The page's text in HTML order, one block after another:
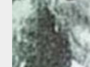
Canal 2. Allí se dio a
en el Coney Island y
Tania comenzó a
clases de canto y
siguientes